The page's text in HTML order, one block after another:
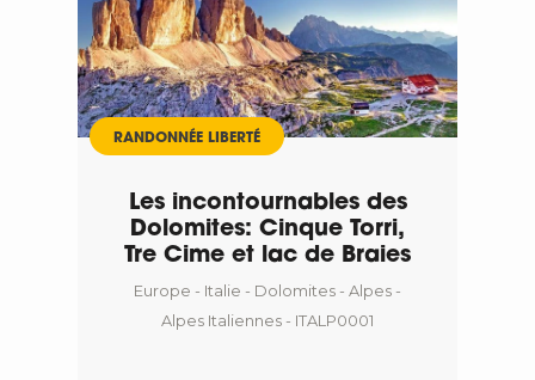
RANDONNÉE LIBERTÉ
Les incontournables des
Dolomites: Cinque Torri,
Tre Cime et lac de Braies
Europe - Italie - Dolomites - Alpes -
Alpes Italiennes - ITALP0001